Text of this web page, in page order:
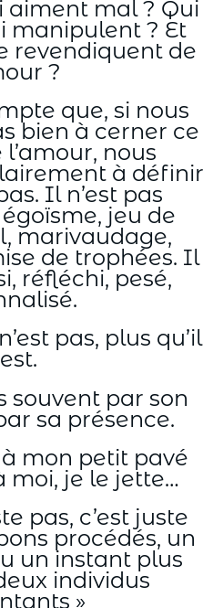
aiment mal ? Qui
manipulent ? Et
revendiquent de
?
que, si nous
bien à cerner ce
nous
à définir
Il n’est pas
jeu de
marivaudage,
de trophées. Il
réfléchi, pesé,
pas, plus qu’il
souvent par son
sa présence.
à mon petit pavé
moi, je le jette…
pas, c’est juste
procédés, un
un instant plus
individus
»